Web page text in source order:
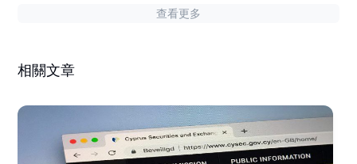
查看更多
相關文章